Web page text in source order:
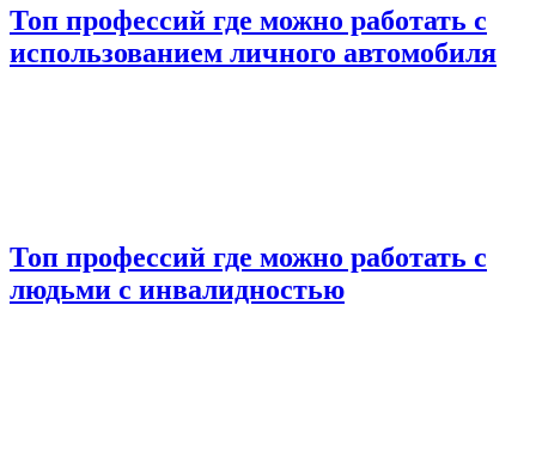
Топ профессий где можно работать с
использованием личного автомобиля
Топ профессий где можно работать с
людьми с инвалидностью